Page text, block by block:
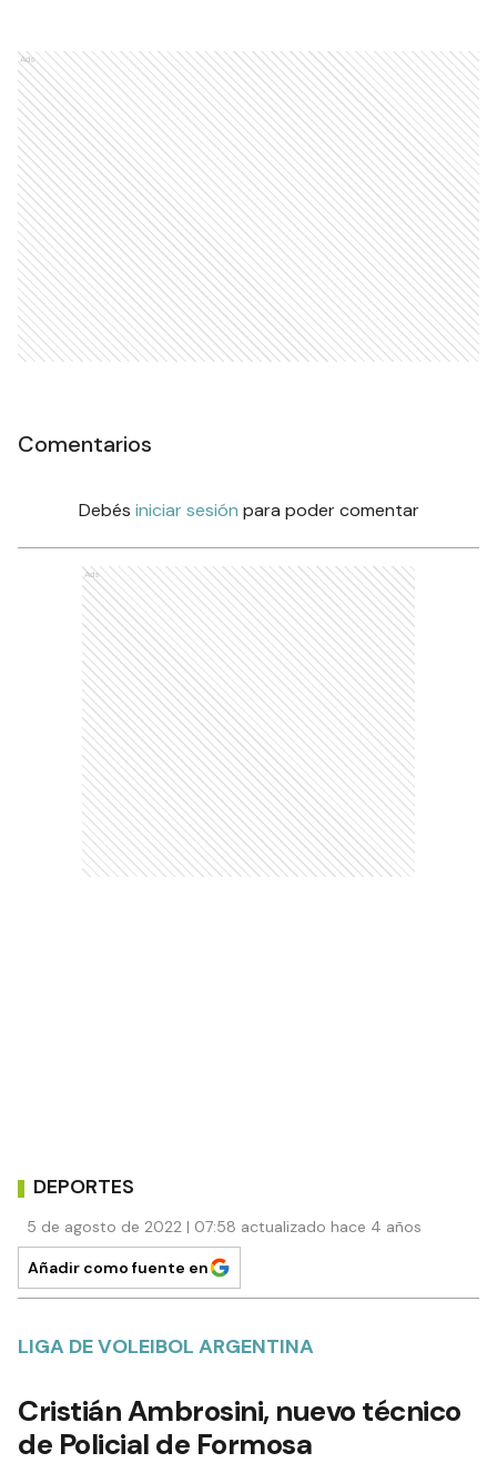
Ads
Comentarios
Debés iniciar sesión para poder comentar
Ads
DEPORTES
5 de agosto de 2022 | 07:58 actualizado hace 4 años
Añadir como fuente en
LIGA DE VOLEIBOL ARGENTINA
Cristián Ambrosini, nuevo técnico
de Policial de Formosa